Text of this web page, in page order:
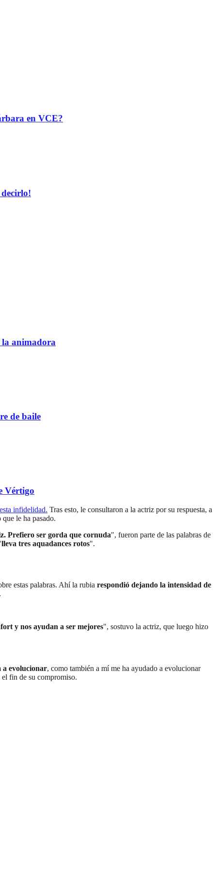
en VCE?
la animadora
de baile
Vértigo
infidelidad. Tras esto, le consultaron a la actriz por su respuesta, a
le ha pasado.
Prefiero ser gorda que cornuda", fueron parte de las palabras de
lleva tres aquadances rotos".
estas palabras. Ahí la rubia respondió dejando la intensidad de
y nos ayudan a ser mejores", sostuvo la actriz, que luego hizo
a evolucionar, como también a mí me ha ayudado a evolucionar
fin de su compromiso.